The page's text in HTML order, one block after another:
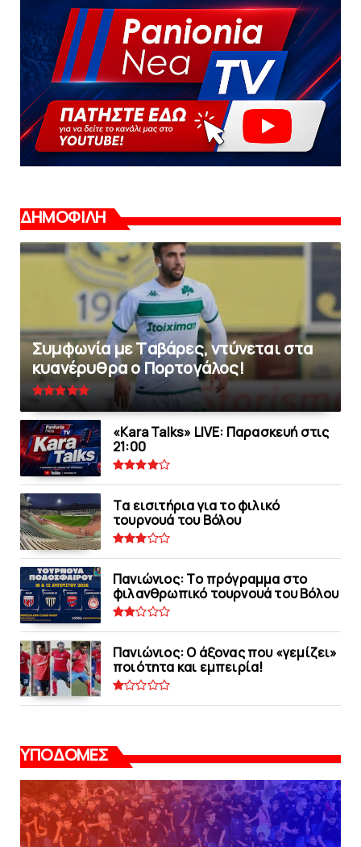
ΔΗΜΟΦΙΛΗ
Συμφωνία με Tαβάρες, ντύνεται στα
κυανέρυθρα ο Πορτογάλος!
«Kara Talks» LIVE: Παρασκευή στις
21:00
Tα εισιτήρια για το φιλικό
τουρνουά του Bόλου
Πανιώνιoς: Tο πρόγραμμα στο
φιλανθρωπικό τουρνουά του Bόλου
Πανιώνιος: O άξονας που «γεμίζει»
ποιότητα και εμπειρία!
ΥΠΟΔΟΜΕΣ